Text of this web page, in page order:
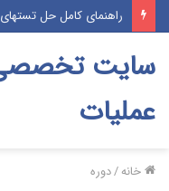
سایت
عملیات
خانه/دوره